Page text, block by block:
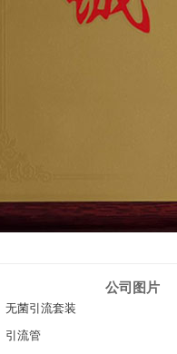
无菌引流套装
引流管
公司图片